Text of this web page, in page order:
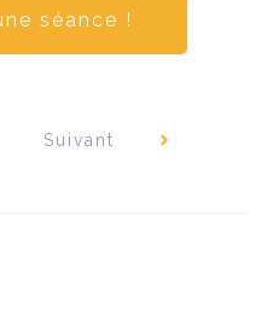
séance !
Suivant